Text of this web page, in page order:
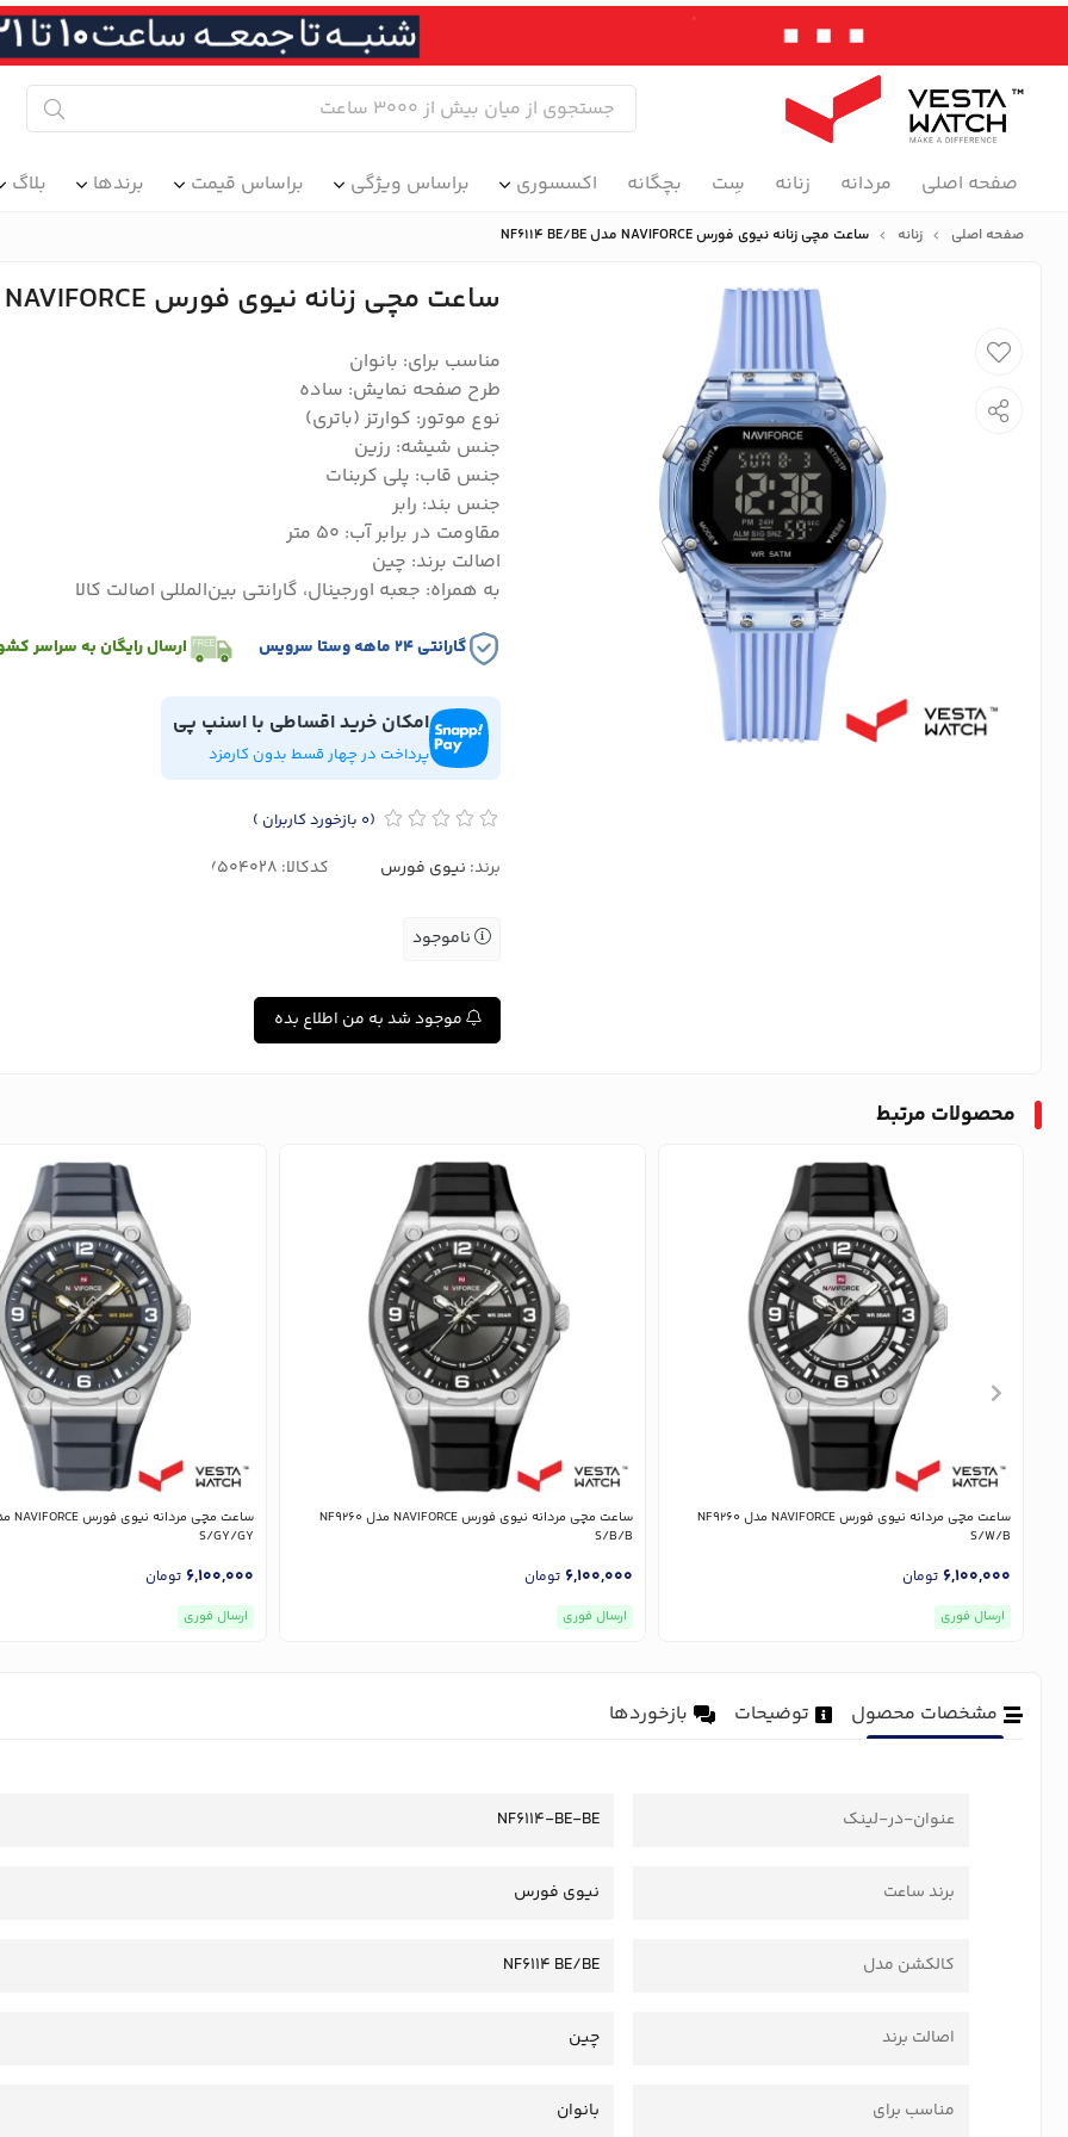
صفحه اصلی مردانه زنانه سِت بچگانه اکسسوری براساس ویژگی براساس قیمت برندها بلاگ
صفحه اصلی زنانه ساعت مچی زنانه نیوی فورس NAVIFORCE مدل NF6114 BE/BE
ساعت مچی زنانه نیوی فورس NAVIFORCE مدل NF6114 BE/BE
مناسب برای: بانوان
طرح صفحه نمایش: ساده
نوع موتور: کوارتز (باتری)
جنس شیشه: رزین
جنس قاب: پلی کربنات
جنس بند: رابر
مقاومت در برابر آب: 50 متر
اصالت برند: چین
به همراه: جعبه اورجینال، گارانتی بین‌المللی اصالت کالا
گارانتی ۲۴ ماهه وستا سرویس ارسال رایگان به سراسر
امکان خرید اقساطی با اسنپ پی
پرداخت در چهار قسط بدون کارمزد
(0 بازخورد کاربران )
برند: نیوی فورس کدکالا:
ناموجود
موجود شد به من اطلاع بده
محصولات مرتبط
ساعت مچی مردانه نیوی فورس NAVIFORCE مدل NF9260
S/W/B
6,100,000 تومان
ارسال فوری
ساعت مچی مردانه نیوی فورس NAVIFORCE مدل NF9260
S/B/B
6,100,000 تومان
ارسال فوری
S/GY/GY
6,100,000 تومان
ارسال فوری
مشخصات محصول توضیحات بازخوردها
عنوان-در-لینک NF6114-BE-BE
برند ساعت نیوی فورس
کالکشن مدل NF6114 BE/BE
اصالت برند چین
مناسب برای بانوان